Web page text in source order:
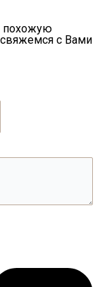
похожую
с Вами